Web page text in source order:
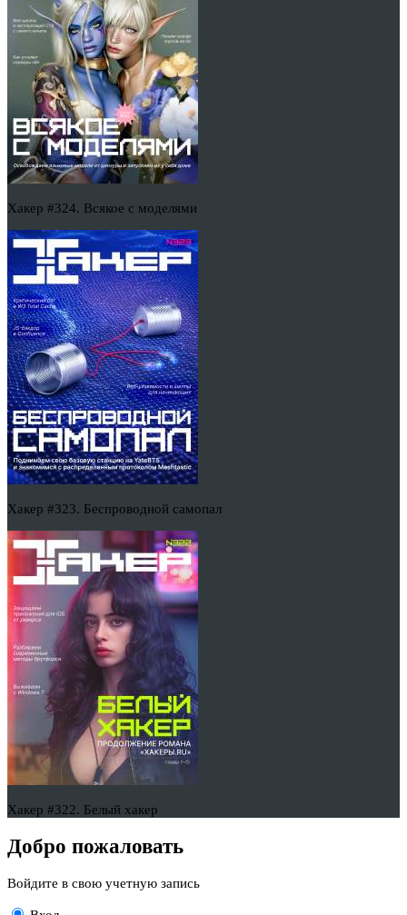
Хакер #324. Всякое с моделями
Хакер #323. Беспроводной самопал
Хакер #322. Белый хакер
Добро пожаловать
Войдите в свою учетную запись